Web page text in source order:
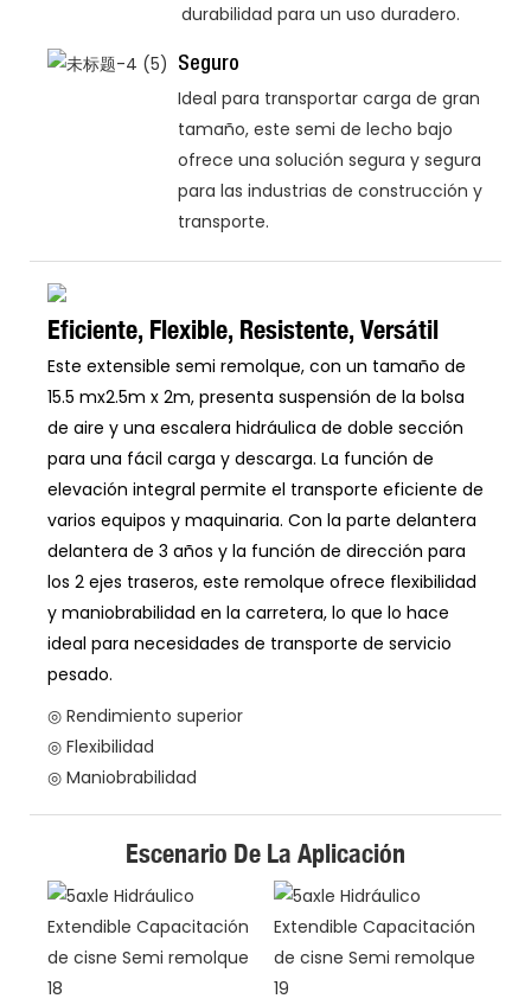
durabilidad para un uso duradero.
Seguro
Ideal para transportar carga de gran
tamaño, este semi de lecho bajo
ofrece una solución segura y segura
para las industrias de construcción y
transporte.
Eficiente, Flexible, Resistente, Versátil
Este extensible semi remolque, con un tamaño de
15.5 mx2.5m x 2m, presenta suspensión de la bolsa
de aire y una escalera hidráulica de doble sección
para una fácil carga y descarga. La función de
elevación integral permite el transporte eficiente de
varios equipos y maquinaria. Con la parte delantera
delantera de 3 años y la función de dirección para
los 2 ejes traseros, este remolque ofrece flexibilidad
y maniobrabilidad en la carretera, lo que lo hace
ideal para necesidades de transporte de servicio
pesado.
◎ Rendimiento superior
◎ Flexibilidad
◎ Maniobrabilidad
Escenario De La Aplicación